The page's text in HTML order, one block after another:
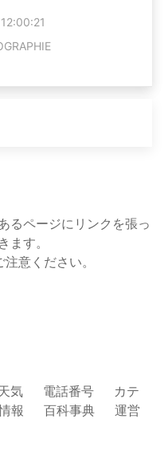
るページにリンクを張っ
ます。
意ください。
気 電話番号
カテ
報 百科事典
運営